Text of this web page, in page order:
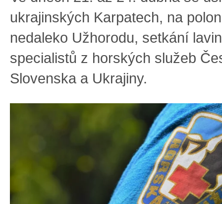
ukrajinských Karpatech, na
nedaleko Užhorodu, setkání
specialistů z horských služeb
Slovenska a Ukrajiny.